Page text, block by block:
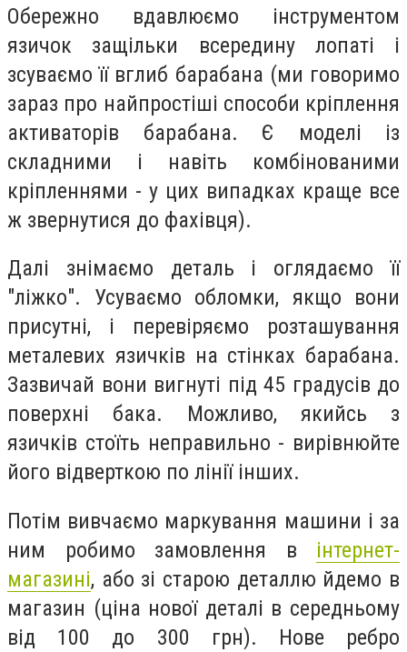
Обережно вдавлюємо інструментом
язичок защільки всередину лопаті і
зсуваємо її вглиб барабана (ми говоримо
зараз про найпростіші способи кріплення
активаторів барабана. Є моделі із
складними і навіть комбінованими
кріпленнями - у цих випадках краще все
ж звернутися до фахівця).
Далі знімаємо деталь і оглядаємо її
"ліжко". Усуваємо обломки, якщо вони
присутні, і перевіряємо розташування
металевих язичків на стінках барабана.
Зазвичай вони вигнуті під 45 градусів до
поверхні бака. Можливо, якийсь з
язичків стоїть неправильно - вирівнюйте
його відверткою по лінії інших.
Потім вивчаємо маркування машини і за
ним робимо замовлення в інтернет-
магазині, або зі старою деталлю йдемо в
магазин (ціна нової деталі в середньому
від 100 до 300 грн). Нове ребро